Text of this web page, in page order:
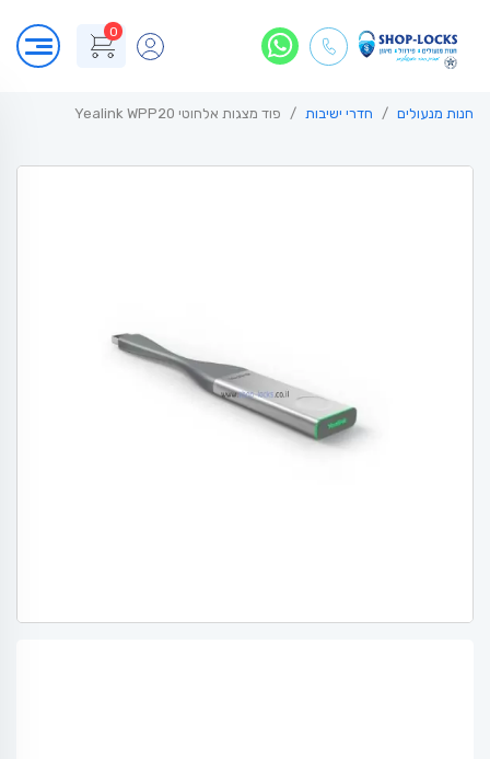
0
חנות מנעולים חדרי ישיבות פוד מצגות אלחוטי Yealink WPP20